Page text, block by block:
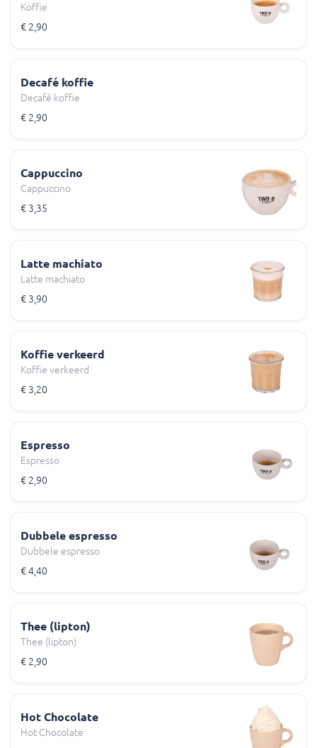
Koffie
€ 2,90
Decafé koffie
Decafé koffie
€ 2,90
Cappuccino
Cappuccino
€ 3,35
Latte machiato
Latte machiato
€ 3,90
Koffie verkeerd
Koffie verkeerd
€ 3,20
Espresso
Espresso
€ 2,90
Dubbele espresso
Dubbele espresso
€ 4,40
Thee (lipton)
Thee (lipton)
€ 2,90
Hot Chocolate
Hot Chocolate